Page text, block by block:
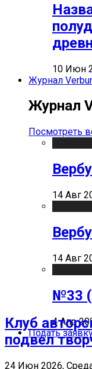
10 Июн
Журнал
Журнал
Посмотреть
14 Авг
14 Авг
№33
4 Апр
Подать
Клуб
подвел
24 Июн 2026,